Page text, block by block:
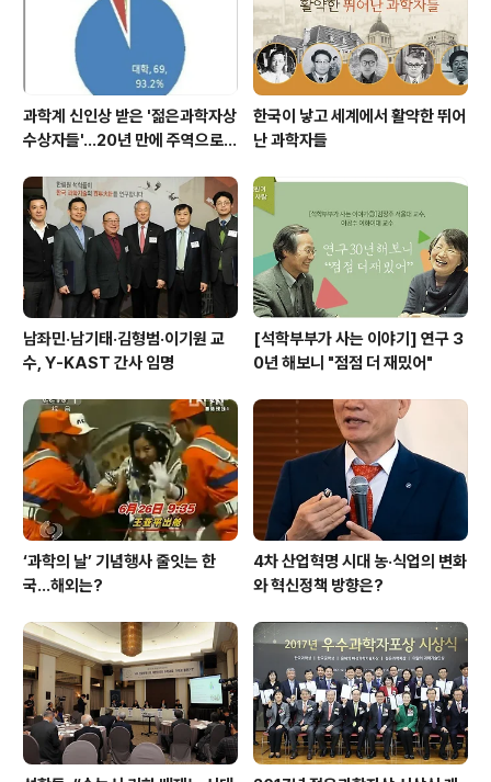
과학계 신인상 받은 '젊은과학자상
수상자들'…20년 만에 주역으로
한국이 낳고 세계에서 활약한 뛰어
난 과학자들
남좌민·남기태·김형범·이기원 교
수, Y-KAST 간사 임명
[석학부부가 사는 이야기] 연구 3
0년 해보니 "점점 더 재밌어"
‘과학의 날’ 기념행사 줄잇는 한
국…해외는?
4차 산업혁명 시대 농·식업의 변화
와 혁신정책 방향은?